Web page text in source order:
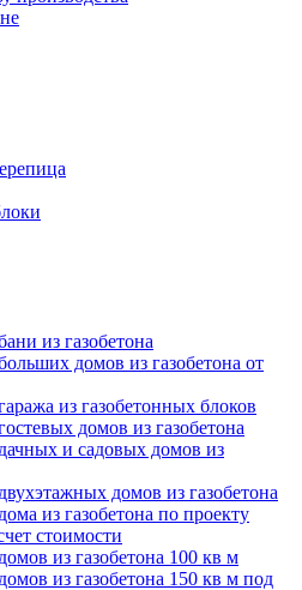
из газобетона
домов из газобетона от
из газобетонных блоков
домов из газобетона
и садовых домов из
домов из газобетона
из газобетона по проекту
стоимости
из газобетона 100 кв м
из газобетона 150 кв м под